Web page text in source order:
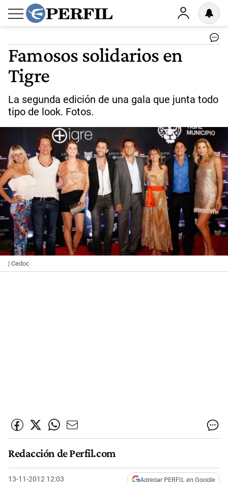
Famosos solidarios en
Tigre
La segunda edición de una gala que junta todo
tipo de look. Fotos.
| Cedoc
Redacción de Perfil.com
13-11-2012 12:03 Agregar PERFIL en Google